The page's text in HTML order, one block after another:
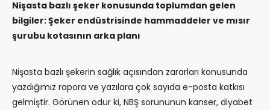
Nişasta bazlı şeker konusunda toplumdan gelen
bilgiler: Şeker endüstrisinde hammaddeler ve mısır
şurubu kotasının arka planı
Nişasta bazlı şekerin sağlık açısından zararları konusunda
yazdığımız rapora ve yazılara çok sayıda e-posta katkısı
gelmiştir. Görünen odur ki, NBŞ sorununun kanser, diyabet